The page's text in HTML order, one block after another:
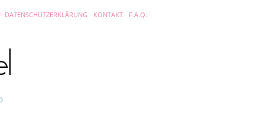
DATENSCHUTZERKLÄRUNG KONTAKT F.A.Q.